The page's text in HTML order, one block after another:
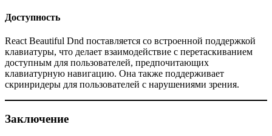
Доступность
React Beautiful Dnd поставляется со встроенной поддержкой
клавиатуры, что делает взаимодействие с перетаскиванием
доступным для пользователей, предпочитающих
клавиатурную навигацию. Она также поддерживает
скринридеры для пользователей с нарушениями зрения.
Заключение